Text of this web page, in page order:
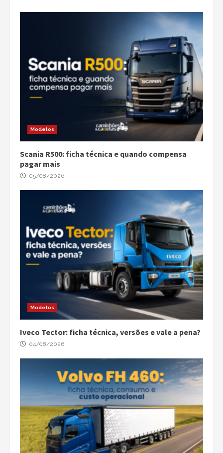
Modelos
Scania R500: ficha técnica e quando compensa
pagar mais
05/08/2026
Modelos
Iveco Tector: ficha técnica, versões e vale a pena?
04/08/2026